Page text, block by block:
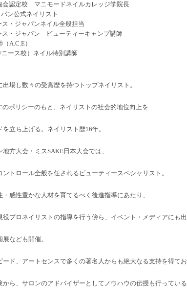
会認定校 マニモードネイルカレッジ学院長
ン公式ネイリスト
ス・ジャパンネイル全般担当
ス・ジャパン ビューティーキャンプ講師
A.C.E）
ニース校）ネイル特別講師
場し数々の受賞歴を持つトップネイリスト。
のポリシーのもと、ネイリストの社会的地位向上を
立ち上げる。 ネイリスト歴16年。
方大会・ミスSAKE日本大会では、
ントロール全般を任される ビューティースペシャリスト。
感性豊かな人材を育てるべく 後進指導にあたり、
役プロネイリストの指導を行う傍ら、 イベント・メディアにも出
なども開催。
ド、アートセンスで多くの著名人からも絶大なる支持を得てお
から、サロンのアドバイザーとしてノウハウの伝授も行っている